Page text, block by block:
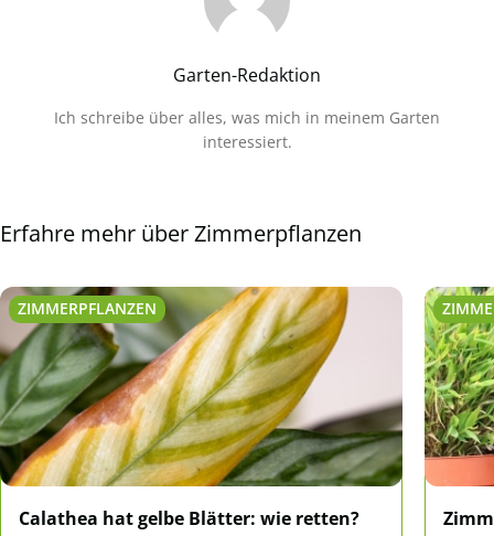
Garten-Redaktion
Ich schreibe über alles, was mich in meinem Garten
interessiert.
Erfahre mehr über Zimmerpflanzen
ZIMMERPFLANZEN
Calathea hat gelbe Blätter: wie retten?